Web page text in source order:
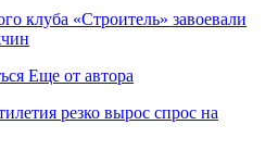
клуба «Строитель» завоевали
Еще от автора
резко вырос спрос на